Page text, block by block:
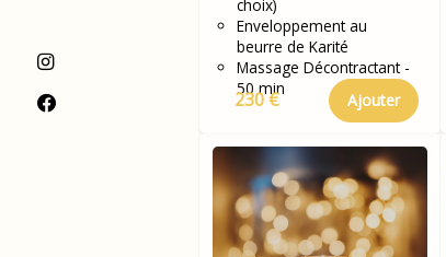
choix)
Enveloppement au
beurre de Karité
Massage Décontractant -
50 min
230 € Ajouter